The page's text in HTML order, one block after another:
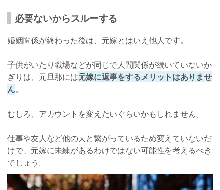
必要ないからスルーする
婚姻関係が終わった後は、元嫁とはいえ他人です。
子供がいたり職場などが同じで人間関係が続いていないか
ぎりは、元旦那には元嫁に返事をするメリットはありませ
ん。
むしろ、アカウントを変えたいぐらいかもしれません。
仕事や友人など他の人と繋がっているため変えていないだ
けで、元嫁に未練があるわけではない可能性を考えるべき
でしょう。